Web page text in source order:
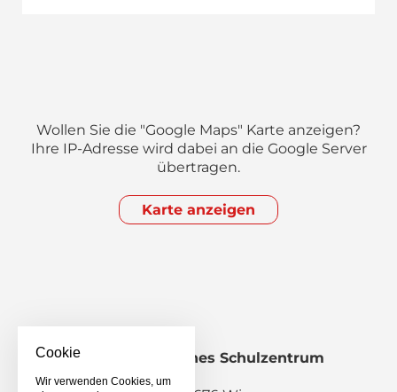
Wollen Sie die "Google Maps" Karte anzeigen?
Ihre IP-Adresse wird dabei an die Google Server
übertragen.
Karte anzeigen
Staatliches Berufliches Schulzentrum
Wiesau
Cookie
Wir verwenden Cookies, um